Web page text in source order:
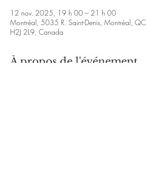
12 nov. 2025, 19 h 00 – 21 h 00
Montréal, 5035 R. Saint-Denis, Montréal, QC
H2J 2L9, Canada
À propos de l'événement